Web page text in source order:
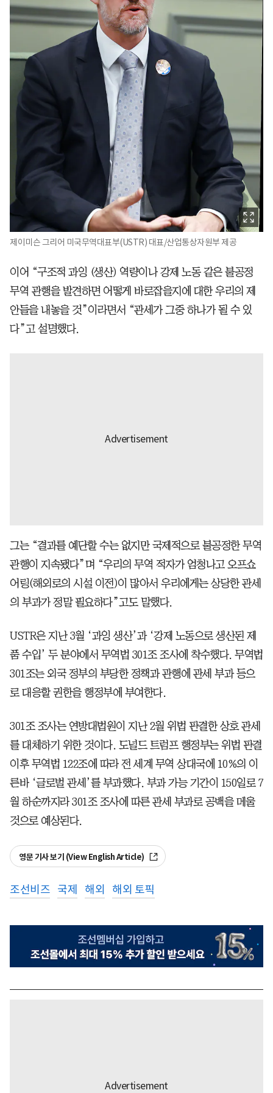
제이미슨 그리어 미국무역대표부(USTR) 대표/산업통상자원부 제공
이어 “구조적 과잉 (생산) 역량이나 강제 노동 같은 불공정
무역 관행을 발견하면 어떻게 바로잡을지에 대한 우리의 제
안들을 내놓을 것”이라면서 “관세가 그중 하나가 될 수 있
다”고 설명했다.
그는 “결과를 예단할 수는 없지만 국제적으로 불공정한 무역
관행이 지속됐다”며 “우리의 무역 적자가 엄청나고 오프쇼
어링(해외로의 시설 이전)이 많아서 우리에게는 상당한 관세
의 부과가 정말 필요하다”고도 말했다.
USTR은 지난 3월 ‘과잉 생산’과 ‘강제 노동으로 생산된 제
품 수입’ 두 분야에서 무역법 301조 조사에 착수했다. 무역법
301조는 외국 정부의 부당한 정책과 관행에 관세 부과 등으
로 대응할 권한을 행정부에 부여한다.
301조 조사는 연방대법원이 지난 2월 위법 판결한 상호 관세
를 대체하기 위한 것이다. 도널드 트럼프 행정부는 위법 판결
이후 무역법 122조에 따라 전 세계 무역 상대국에 10%의 이
른바 ‘글로벌 관세’를 부과했다. 부과 가능 기간이 150일로 7
월 하순까지라 301조 조사에 따른 관세 부과로 공백을 메울
것으로 예상된다.
영문 기사 보기 (View English Article)
조선비즈 국제 해외 해외 토픽